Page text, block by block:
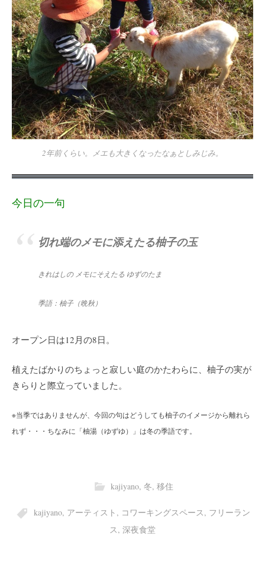
2年前くらい。メエも大きくなったなぁとしみじみ。
今日の一句
切れ端のメモに添えたる柚子の玉
きれはしの メモにそえたる ゆずのたま
季語：柚子（晩秋）
オープン日は12月の8日。
植えたばかりのちょっと寂しい庭のかたわらに、柚子の実が
きらりと際立っていました。
※当季ではありませんが、今回の句はどうしても柚子のイメージから離れら
れず・・・ちなみに「柚湯（ゆずゆ）」は冬の季語です。
kajiyano, 冬, 移住
kajiyano, アーティスト , コワーキングスペース, フリーラン
ス, 深夜食堂